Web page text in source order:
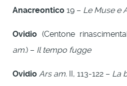
Anacreontico 19 – Le Muse e
Ovidio (Centone
am.) – Il tempo fugge
Ovidio Ars am. II, 113-122 – La